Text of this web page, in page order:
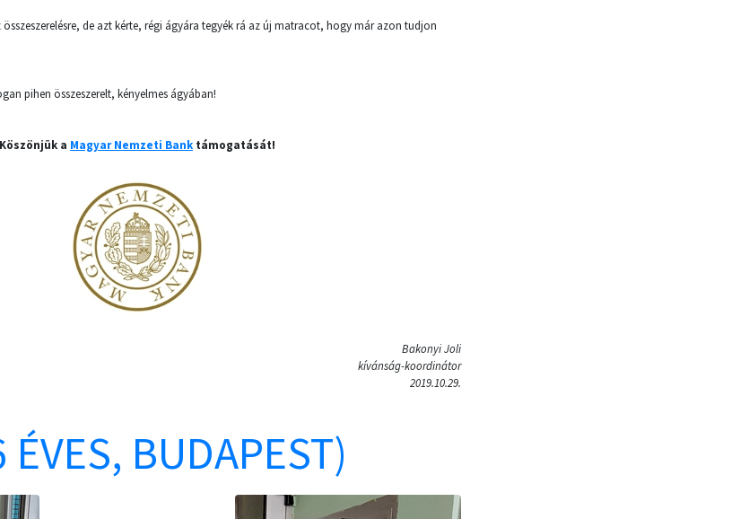
de azt kérte, régi ágyára tegyék rá az új matracot, hogy már azon tudjon
pihen összeszerelt, kényelmes ágyában!
Köszönjük a Magyar Nemzeti Bank támogatását!
Bakonyi Joli
kívánság-koordinátor
2019.10.29.
ÉVES, BUDAPEST)